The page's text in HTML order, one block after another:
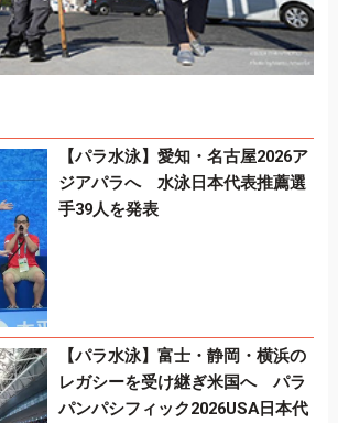
【パラ水泳】愛知・名古屋2026ア
ジアパラへ 水泳日本代表推薦選
手39人を発表
【パラ水泳】富士・静岡・横浜の
レガシーを受け継ぎ米国へ パラ
パンパシフィック2026USA日本代